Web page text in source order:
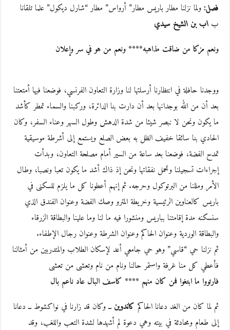
فصل:ولما نزلنا مطار باريس مطار” أرواس” مطار “شارل ديكول” علما تلقانا
باب بن الشيخ سيدي
ونعم مزكا من ضاقت مذاهبه**** ونعم من هو في سر وإعلان
ووجدنا حافلة في انتظارنا أرسلتها لنا وزارة التعاون الفرنسي، فوضعنا فيها أمتعتنا
بعد أن من الله بوجدانها بعد أن دارت بنا الدائرة، وركبنا والسماء تمطر كأشد
ما يكون ونحن لا نبصر شيئا من شدة الدهش وطول السهر وعناء السفر، وكان
الحادي بنا سائقا خفيف الظل به بعض الصلع ويستمع إلى أشرطة موسيقية
تمدح الفضة، فوضعنا بعد ساعة من السير أمام مصلحة التعاون، وبدأت
إجراءات تسجيلنا وتحمل نفقاتها ونحن إذ ذاك أشد ما يكون تعبا ونصبا، وطال
الأمر ومللنا من البرتوكول وحرجه. ثم إنهم أعطونا كل ما يلزم للسكنى في
باريس كالعناوين الرئيسية وخريطة المترو وصك الفضة وعنوان الفندق الذي
سنسكنه مدة إقامتنا بباريس ومنشورا فيه ما لنا وما علينا والبطاقة الزرقاء
والبطاقة الوردية وعنوان الحاكم وعنوان الشرطة وعنوان رجال الإطفاء.
ثم نزلنا حي “قاسي” وهو حي جامعي أعد لإسكان الطلاب والمتدربين من أمثالنا
فأعطي كل منا غرفة واستمر حالنا ونام من نام وتعشى من تعشى
فارتووا ما ابتغوا فمن كان منهم **** كاسف البال عاد ناعم بال
ثم لما كان من الغد دعانا الحاكم كاندوينــ وكان قد زارنا في نواكشوط ــ دعانا
إلى طعام ومحادثة في بيته وهي دعوة لم أشهدها لشدة التعب واللغب، وقد